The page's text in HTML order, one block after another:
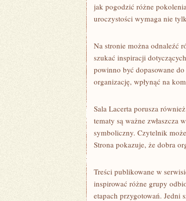
jak pogodzić różne
uroczystości wymaga nie
Na stronie można odnaleźć
szukać inspiracji
powinno być dopasowane
organizację, wpłynąć na
Sala Lacerta porusza
tematy są ważne
symboliczny. Czytelnik
Strona pokazuje, że dobra
Treści publikowane w
inspirować różne grupy
etapach przygotowań. Jedni